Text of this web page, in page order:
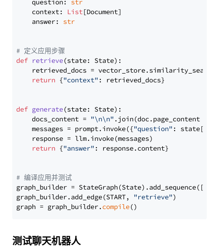
    question:
str
    context:
List[Document]
    answer:
str
# 定义应用步骤
def retrieve(state: State):
retrieved_docs =
return {"context" : retrieved_docs}
def generate(state: State):
    docs_content =
"\n\n" .join(doc.page_content
    messages = prompt.invoke({
"question" : state[
    response = llm.invoke(messages)
return {"answer" : response.content}
# 编译应用并测试
graph_builder =
graph_builder.add_edge(START, "retrieve")
graph = graph_builder.compile
测试聊天机器人